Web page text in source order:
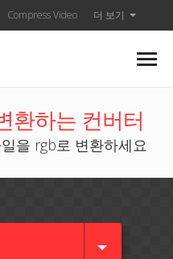
Compress Video 더 보기
환하는 컨버터
을 rgb로 변환하세요